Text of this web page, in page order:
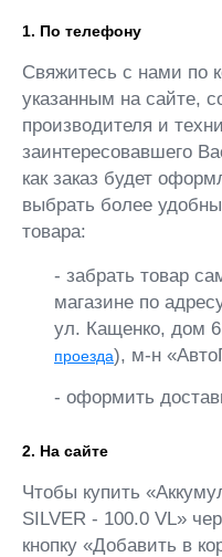
1. По телефону
Свяжитесь с нами по
указанным на сайте,
производителя и
заинтересовавшего
как заказ будет
выбрать более
товара:
- забрать товар
магазине по
ул. Кащенко, дом
проезда), м-н
- оформить
2. На сайте
Чтобы купить
SILVER - 100.0 VL»
кнопку «Добавить в